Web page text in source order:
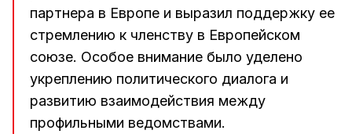
партнера в Европе и выразил поддержку ее
стремлению к членству в Европейском
союзе. Особое внимание было уделено
укреплению политического диалога и
развитию взаимодействия между
профильными ведомствами.